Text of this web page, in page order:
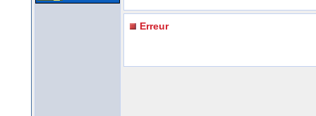
Erreur